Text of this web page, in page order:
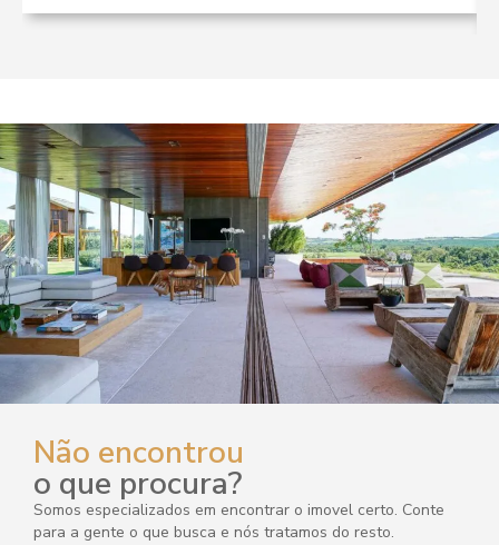
Não encontrou
o que procura?
Somos especializados em encontrar o imovel certo. Conte
para a gente o que busca e nós tratamos do resto.